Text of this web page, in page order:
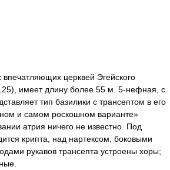
церквей Эгейского
имеет длину более 55 м. 5-нефная, с
тип базилики с трансептом в его
и самом роскошном варианте»
атрия ничего не известно. Под
крипта, над нартексом, боковыми
рукавов трансепта устроены хоры;